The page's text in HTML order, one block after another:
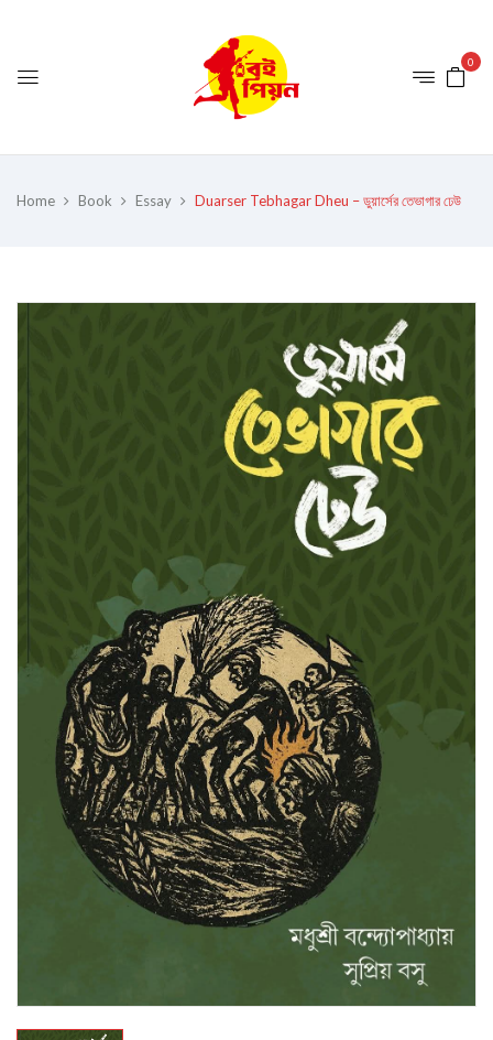
0
Home Book Essay Duarser Tebhagar Dheu – ডুয়ার্সের তেভাগার ঢেউ